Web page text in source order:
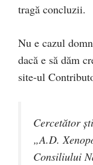
tragă concluzii.
Nu e cazul
dacă e să dăm
site-ul
Cercetător
„A.D.
Consiliului